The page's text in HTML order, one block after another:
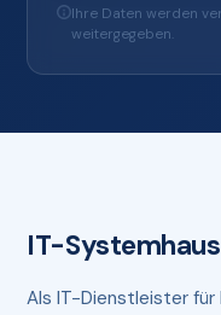
Ihre Daten werden
weitergegeben.
IT-
Als IT-Dienstleister für